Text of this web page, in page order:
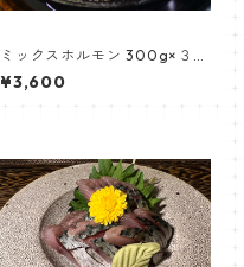
ミックスホルモン 300g×３セ
ット【三代目藤村商店】
¥3,600